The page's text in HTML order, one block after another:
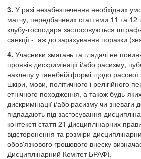
3. У разі незабезпечення необхідних
матчу, передбачених статтями 11 та 12
клубу-господаря застосовуються
санкції - аж до зарахування поразки
4. Учасники змагань та глядачі не
проявів дискримінації і/або расизму,
наклепу у ганебній формі щодо расової
шкіри, мови, політичного і релігійного
етнічного походження, а також будь-
дискримінації і/або расизму чи зневаги
підпадають під застосування
контексті статті 21 Дисциплінарних
відсторонення та розміри
обов'язкового грошового внеску
Дисциплінарний Комітет БРАФ).